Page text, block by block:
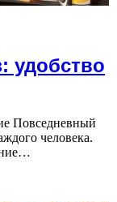
удобство
Повседневный
человека.